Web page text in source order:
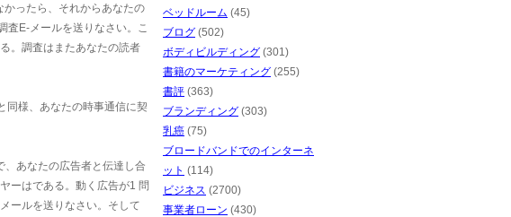
ったら、それからあなたの
査E-メールを送りなさい。こ
。調査はまたあなたの読者
同様、あなたの時事通信に契
あなたの広告者と伝達し合
ーはである。動く広告が1 問
ールを送りなさい。そして
ベッドルーム (45)
ブログ (502)
ボディビルディング (301)
書籍のマーケティング (255)
書評 (363)
ブランディング (303)
乳癌 (75)
ブロードバンドでのインターネ
ット (114)
ビジネス (2700)
事業者ローン (430)